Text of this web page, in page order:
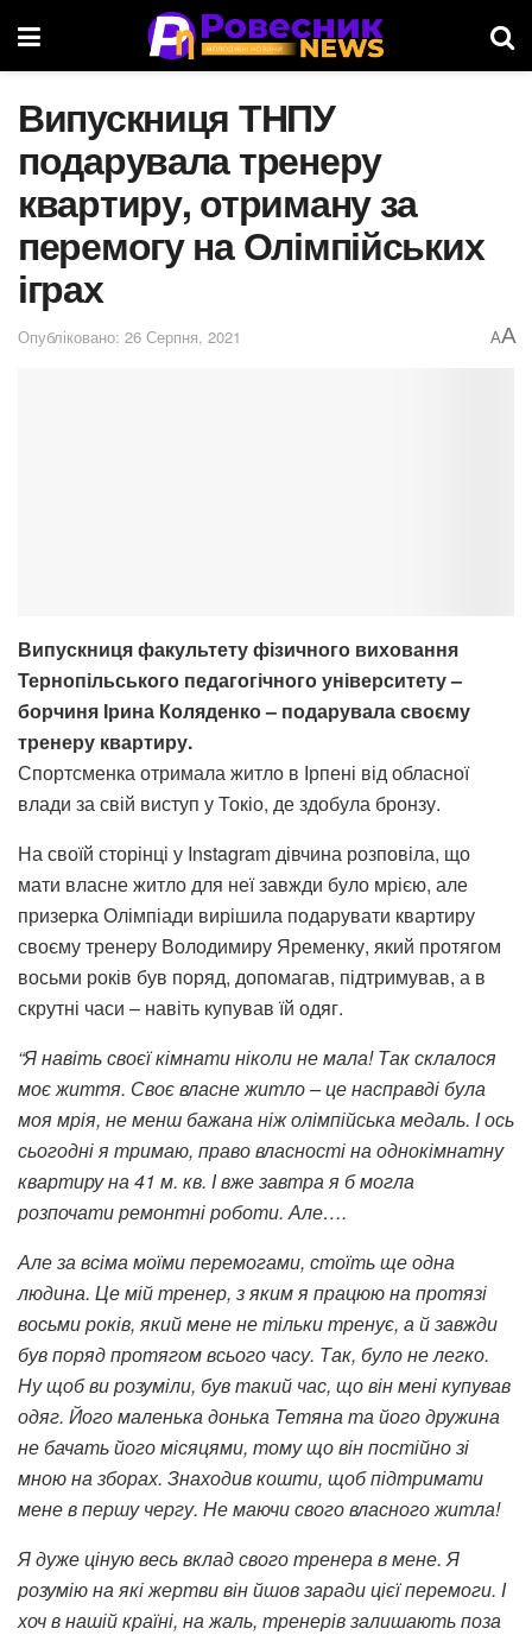
Випускниця ТНПУ
подарувала тренеру
квартиру, отриману за
перемогу на Олімпійських
іграх
Опубліковано: 26 Серпня, 2021 AA
Випускниця факультету фізичного виховання
Тернопільського педагогічного університету –
борчиня Ірина Коляденко – подарувала своєму
тренеру квартиру.
Спортсменка отримала житло в Ірпені від обласної
влади за свій виступ у Токіо, де здобула бронзу.
На своїй сторінці у Instagram дівчина розповіла, що
мати власне житло для неї завжди було мрією, але
призерка Олімпіади вирішила подарувати квартиру
своєму тренеру Володимиру Яременку, який протягом
восьми років був поряд, допомагав, підтримував, а в
скрутні часи – навіть купував їй одяг.
“Я навіть своєї кімнати ніколи не мала! Так склалося
моє життя. Своє власне житло – це насправді була
моя мрія, не менш бажана ніж олімпійська медаль. І ось
сьогодні я тримаю, право власності на однокімнатну
квартиру на 41 м. кв. І вже завтра я б могла
розпочати ремонтні роботи. Але….
Але за всіма моїми перемогами, стоїть ще одна
людина. Це мій тренер, з яким я працюю на протязі
восьми років, який мене не тільки тренує, а й завжди
був поряд протягом всього часу. Так, було не легко.
Ну щоб ви розуміли, був такий час, що він мені купував
одяг. Його маленька донька Тетяна та його дружина
не бачать його місяцями, тому що він постійно зі
мною на зборах. Знаходив кошти, щоб підтримати
мене в першу чергу. Не маючи свого власного житла!
Я дуже ціную весь вклад свого тренера в мене. Я
розумію на які жертви він йшов заради цієї перемоги. І
хоч в нашій країні, на жаль, тренерів залишають поза